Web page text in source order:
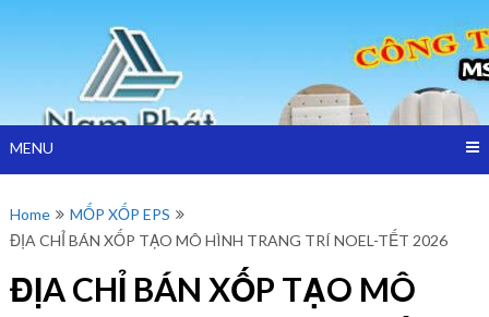
MÚT XỐP
BỌC HÀNG –
Công ty TNHH Cách Nhiệt Nam Phát sản xuất và bán mút xốp
bọc hàng, màng xốp hơi, mút xốp pe foam Tại TPHCM,Bình
MENU
Home
MỐP XỐP EPS
ĐỊA CHỈ BÁN XỐP TẠO MÔ HÌNH TRANG TRÍ NOEL-TẾT 2026
ĐỊA CHỈ BÁN XỐP TẠO MÔ